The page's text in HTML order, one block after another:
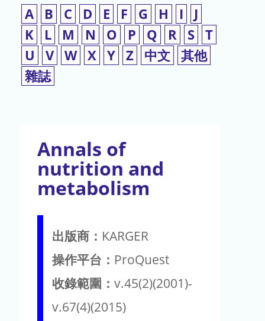
A B C D E F G H I
J
K
L M N O P Q R S T
U
V W X Y Z 中文 其他
雜誌
Annals of
nutrition and
metabolism
出版商： KARGER
操作平台： ProQuest
收錄範圍： v.45(2)(2001)-
v.67(4)(2015)